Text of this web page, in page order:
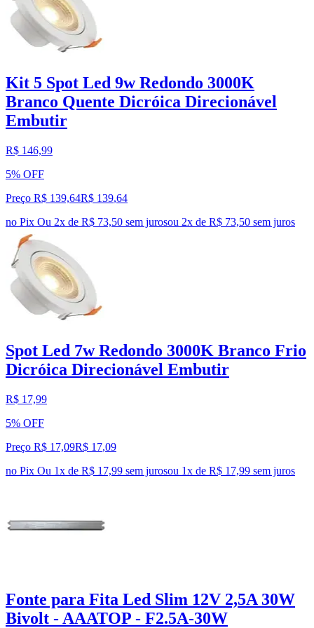
Kit 5 Spot Led 9w Redondo 3000K
Branco Quente Dicróica Direcionável
Embutir
R$ 146,99
5% OFF
Preço R$ 139,64R$ 139,64
no Pix Ou 2x de R$ 73,50 sem jurosou 2x de R$ 73,50 sem juros
Spot Led 7w Redondo 3000K Branco Frio
Dicróica Direcionável Embutir
R$ 17,99
5% OFF
Preço R$ 17,09R$ 17,09
no Pix Ou 1x de R$ 17,99 sem jurosou 1x de R$ 17,99 sem juros
Fonte para Fita Led Slim 12V 2,5A 30W
Bivolt - AAATOP - F2.5A-30W